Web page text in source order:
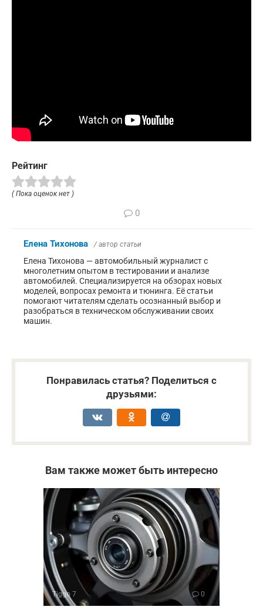
Рейтинг
( Пока оценок нет )
0
Елена Тихонова / автор статьи
Елена Тихонова — автомобильный журналист с
многолетним опытом в тестировании и анализе
автомобилей. Специализируется на обзорах новых
моделей, вопросах ремонта и тюнинга. Её статьи
помогают читателям сделать осознанный выбор и
разобраться в техническом обслуживании своих
машин.
Понравилась статья? Поделиться с
друзьями:
Вам также может быть интересно
Tiggo 7 0